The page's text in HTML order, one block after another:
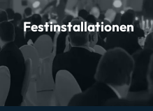
Festinstallationen